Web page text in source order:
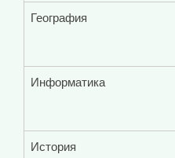
География
Информатика
История